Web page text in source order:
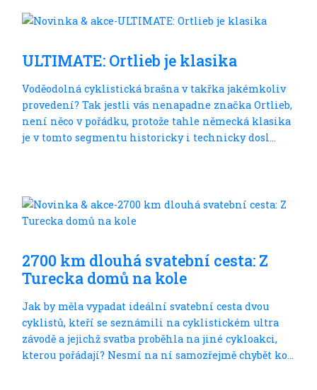
ULTIMATE: Ortlieb je klasika
Voděodolná cyklistická brašna v takřka jakémkoliv
provedení? Tak jestli vás nenapadne značka Ortlieb,
není něco v pořádku, protože tahle německá klasika
je v tomto segmentu historicky i technicky dosl...
2700 km dlouhá svatební cesta: Z
Turecka domů na kole
Jak by měla vypadat ideální svatební cesta dvou
cyklistů, kteří se seznámili na cyklistickém ultra
závodě a jejichž svatba proběhla na jiné cykloakci,
kterou pořádají? Nesmí na ní samozřejmě chybět ko...